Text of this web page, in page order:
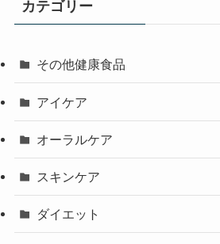
カテゴリー
その他健康食品
アイケア
オーラルケア
スキンケア
ダイエット